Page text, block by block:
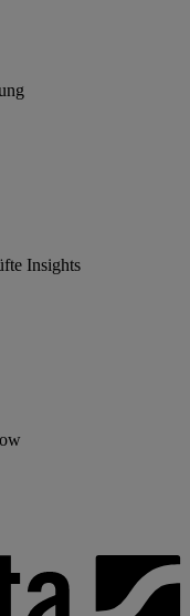
Insights